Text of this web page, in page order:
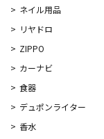
ネイル用品
リヤドロ
ZIPPO
カーナビ
食器
デュポンライター
香水